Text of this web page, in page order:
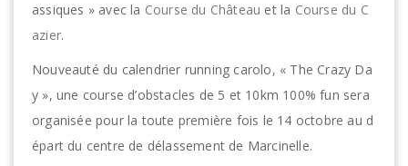
assiques » avec la Course du Château et la Course du C
azier.
Nouveauté du calendrier running carolo, « The Crazy Da
y », une course d’obstacles de 5 et 10km 100% fun sera
organisée pour la toute première fois le 14 octobre au d
épart du centre de délassement de Marcinelle.